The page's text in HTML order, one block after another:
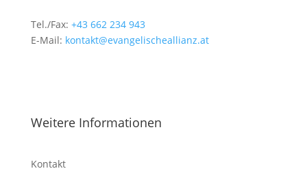
Tel./Fax: +43 662 234 943
E-Mail: kontakt@evangelischeallianz.at
Weitere Informationen
Kontakt